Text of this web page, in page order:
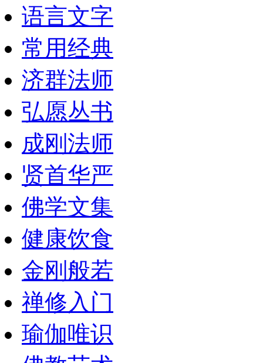
语言文字
常用经典
济群法师
弘愿丛书
成刚法师
贤首华严
佛学文集
健康饮食
金刚般若
禅修入门
瑜伽唯识